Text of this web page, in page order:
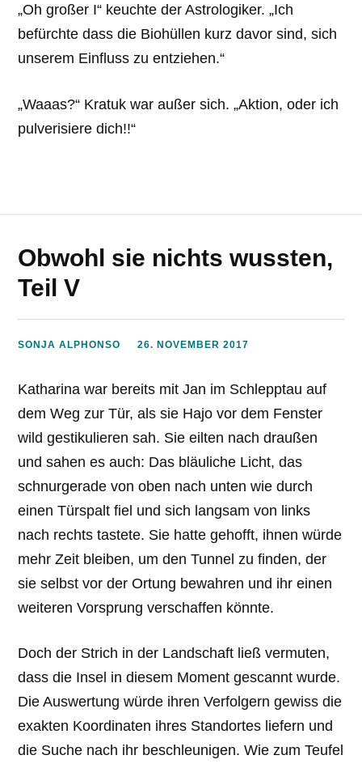
„Oh großer I“ keuchte der Astrologiker. „Ich
befürchte dass die Biohüllen kurz davor sind, sich
unserem Einfluss zu entziehen.“
„Waaas?“ Kratuk war außer sich. „Aktion, oder ich
pulverisiere dich!!“
Obwohl sie nichts wussten,
Teil V
SONJA ALPHONSO 26. NOVEMBER 2017
Katharina war bereits mit Jan im Schlepptau auf
dem Weg zur Tür, als sie Hajo vor dem Fenster
wild gestikulieren sah. Sie eilten nach draußen
und sahen es auch: Das bläuliche Licht, das
schnurgerade von oben nach unten wie durch
einen Türspalt fiel und sich langsam von links
nach rechts tastete. Sie hatte gehofft, ihnen würde
mehr Zeit bleiben, um den Tunnel zu finden, der
sie selbst vor der Ortung bewahren und ihr einen
weiteren Vorsprung verschaffen könnte.
Doch der Strich in der Landschaft ließ vermuten,
dass die Insel in diesem Moment gescannt wurde.
Die Auswertung würde ihren Verfolgern gewiss die
exakten Koordinaten ihres Standortes liefern und
die Suche nach ihr beschleunigen. Wie zum Teufel